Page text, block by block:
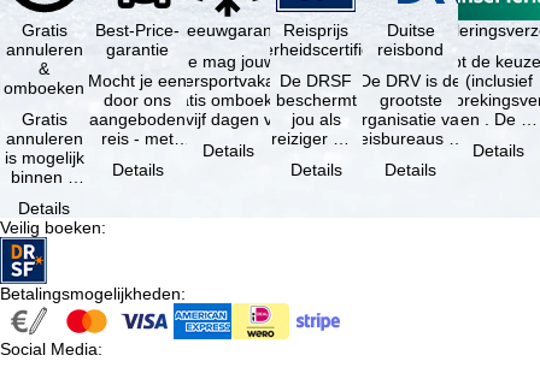
Gratis
annuleren
&
omboeken
Gratis
annuleren
is mogelijk
binnen 5
de
boeking,
als jouw
vakantie …
Details
Best-Price-
garantie
Mocht je een
door ons
aangeboden
reis - met
beschikbaarheid
Details
Sneeuwgarantie
Je mag jouw
wintersportvakantie
gratis omboeken
als vijf dagen voor
Details
Reisprijs
zekerheidscertificaat
De DRSF
beschermt
jou als
reiziger met
pakketreis
Details
Duitse
reisbond
De DRV is de
grootste
organisatie van
reisbureaus en
in Duitsland. …
Details
Je hebt de
(inclusief
en . De …
Details
Veilig boeken:
Betalingsmogelijkheden:
Social Media: